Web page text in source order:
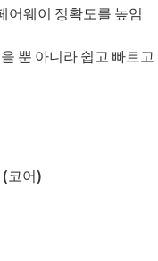
어웨이 정확도를 높임
뿐 아니라 쉽고 빠르
(코어)